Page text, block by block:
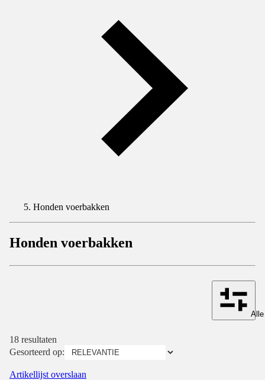
Honden voerbakken
Honden voerbakken
18 resultaten
Gesorteerd op:
Artikellijst overslaan